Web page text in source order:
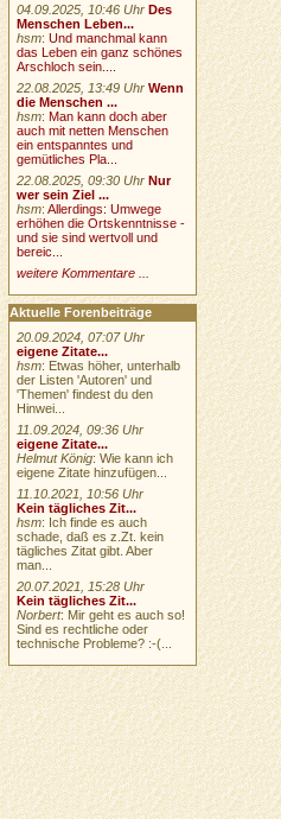
04.09.2025, 10:46 Uhr Des
Menschen Leben...
hsm:Und manchmal kann
das Leben ein ganz schönes
Arschloch sein....
22.08.2025, 13:49 Uhr Wenn
die Menschen ...
hsm:Man kann doch aber
auch mit netten Menschen
ein entspanntes und
gemütliches Pla...
22.08.2025, 09:30 Uhr Nur
wer sein Ziel ...
hsm:Allerdings: Umwege
erhöhen die Ortskenntnisse -
und sie sind wertvoll und
bereic...
weitere Kommentare ...
Aktuelle Forenbeiträge
20.09.2024, 07:07 Uhr
eigene Zitate...
hsm: Etwas höher, unterhalb
der Listen 'Autoren' und
'Themen' findest du den
Hinwei...
11.09.2024, 09:36 Uhr
eigene Zitate...
Helmut König: Wie kann ich
eigene Zitate hinzufügen...
11.10.2021, 10:56 Uhr
Kein tägliches Zit...
hsm: Ich finde es auch
schade, daß es z.Zt. kein
tägliches Zitat gibt. Aber
man...
20.07.2021, 15:28 Uhr
Kein tägliches Zit...
Norbert: Mir geht es auch so!
Sind es rechtliche oder
technische Probleme? :-(...